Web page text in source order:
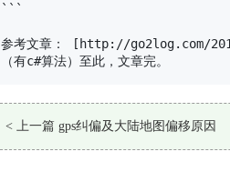
```
参考文章： [http://go2log.com/2011/08/30/
（有c#算法）至此，文章完。
< 上一篇 gps纠偏及大陆地图偏移原因